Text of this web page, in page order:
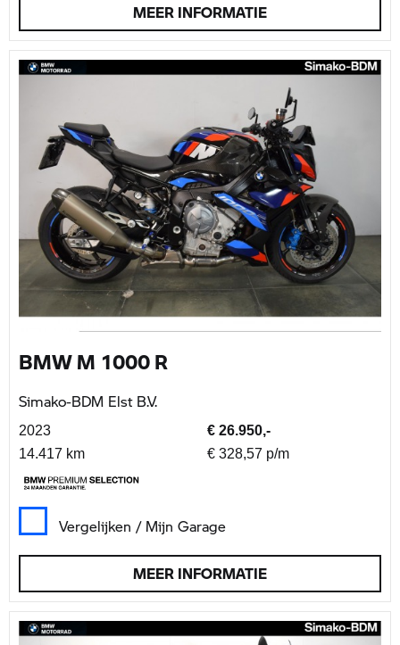
MEER INFORMATIE
BMW M 1000 R
Simako-BDM Elst B.V.
2023
€ 26.950,-
14.417 km
€ 328,57 p/m
Vergelijken / Mijn Garage
MEER INFORMATIE